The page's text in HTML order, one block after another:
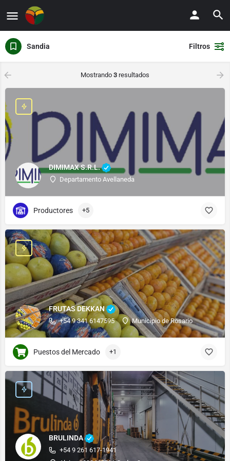
Sandia Filtros
Mostrando 3 resultados
DIMIMAX S.R.L.
Departamento Avellaneda
Productores +5
FRUTAS DEKKAN
+54 9 341 6147595 Municipio de Rosario
Puestos del Mercado +1
BRULINDA
+54 9 261 617-1941